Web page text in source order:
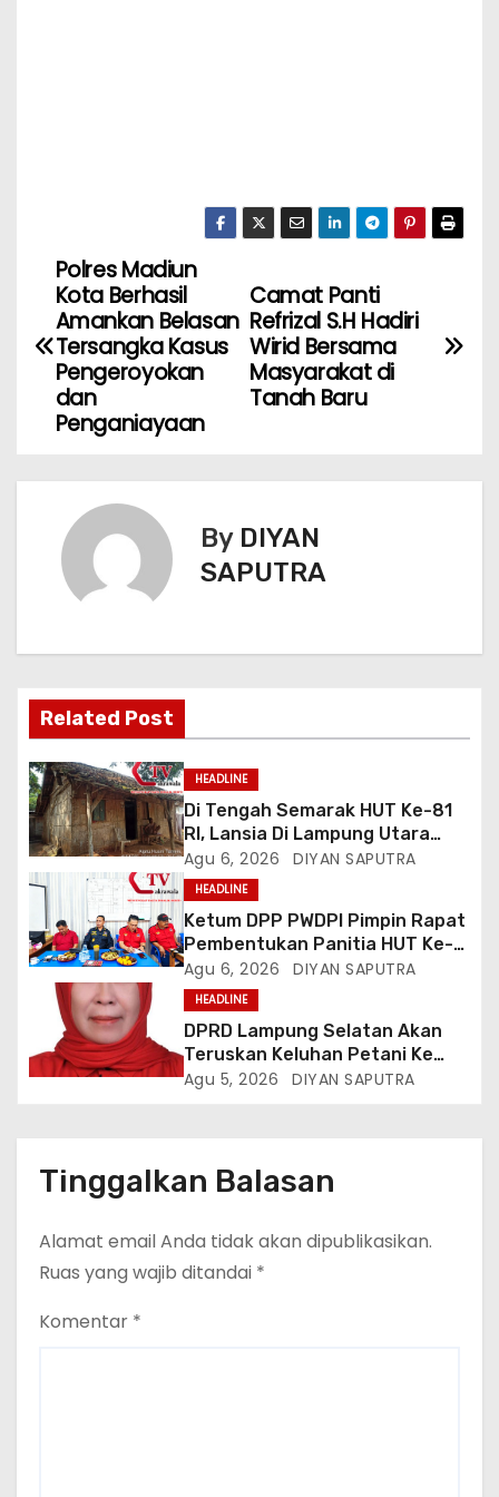
Camat Panti
Refrizal S.H Hadiri
Wirid Bersama
Masyarakat di
Tanah Baru
Polres Madiun
Kota Berhasil
Amankan Belasan
Tersangka Kasus
Pengeroyokan
dan
Penganiayaan
By DIYAN
SAPUTRA
Related Post
HEADLINE
Di Tengah Semarak HUT Ke-81
RI, Lansia Di Lampung Utara
Hidup Memprihatinkan
Agu 6, 2026 DIYAN SAPUTRA
HEADLINE
Ketum DPP PWDPI Pimpin Rapat
Pembentukan Panitia HUT Ke-4,
Berikut Susunan Dan Rangkaian
Kegiatannya
Agu 6, 2026 DIYAN SAPUTRA
HEADLINE
DPRD Lampung Selatan Akan
Teruskan Keluhan Petani Ke
Dinas Terkait, Minta Audit
Agu 5, 2026 DIYAN SAPUTRA
Tinggalkan Balasan
Alamat email Anda tidak akan dipublikasikan.
Ruas yang wajib ditandai *
Komentar *